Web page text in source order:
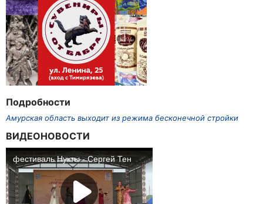
Подробности
Амурская область выходит из режима бесконечной стройки
ВИДЕОНОВОСТИ